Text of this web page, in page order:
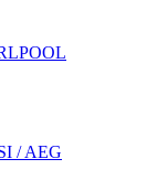
/ AEG